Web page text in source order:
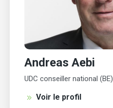
Andreas Aebi
UDC conseiller national (BE)
Voir le profil